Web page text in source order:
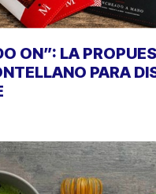
ON”: LA
PARA